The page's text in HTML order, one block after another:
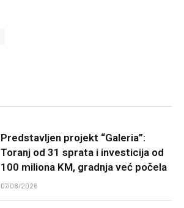
Predstavljen projekt “Galeria”:
Toranj od 31 sprata i investicija od
100 miliona KM, gradnja već počela
07/08/2026